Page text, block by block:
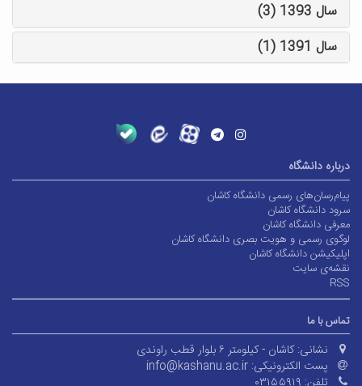
سال 1393 (3)
سال 1391 (1)
درباره دانشگاه
پیام‌رسان‌های رسمی دانشگاه کاشان
سرود دانشگاه کاشان
معرفی دانشگاه کاشان
لوگوی رسمی و هویت بصری دانشگاه کاشان
اپلیکیشن دانشگاه کاشان
نقشه‌ی سایت
RSS
تماس با ما
نشانی: کاشان - کیلومتر ۶ بلوار قطب راوندی
پست الکترونیکی: info@kashanu.ac.ir